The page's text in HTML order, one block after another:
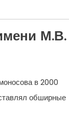
М.В.
в 2000
обширные